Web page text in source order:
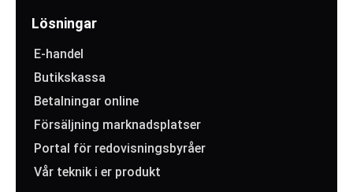
Lösningar
E-handel
Butikskassa
Betalningar online
Försäljning marknadsplatser
Portal för redovisningsbyråer
Vår teknik i er produkt